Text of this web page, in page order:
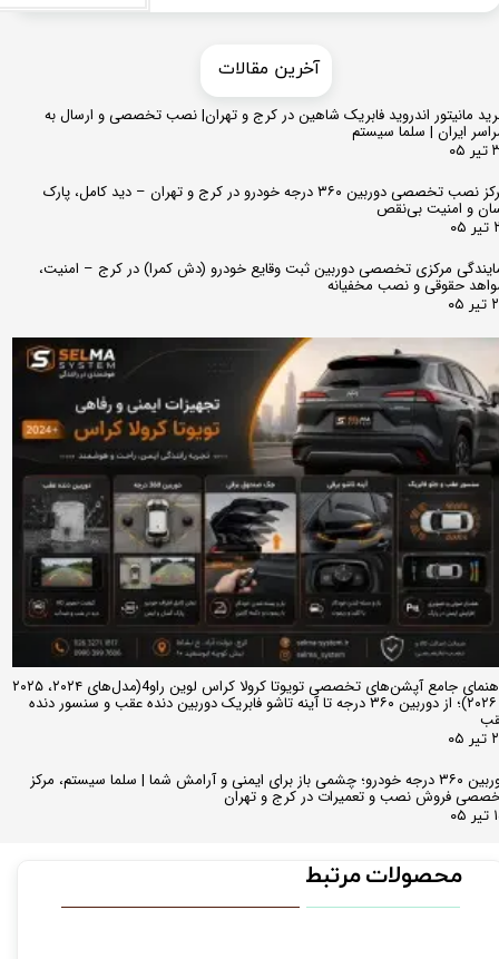
مانیتور اندروید فابریک شاهین در کرج و تهران| نصب تخصصی و ارسال به
ایران | سلما سیستم
مرکز نصب تخصصی دوربین ۳۶۰ درجه خودرو در کرج و تهران – دید کامل، پارک
و امنیت بی‌نقص
مرکزی تخصصی دوربین ثبت وقایع خودرو (دش کمرا) در کرج – امنیت،
حقوقی و نصب مخفیانه
راهنمای جامع آپشن‌های تخصصی تویوتا کرولا کراس لوین راو4(مدل‌های ۲۰۲۴، ۲۰۲۵
و ۲۰۲۶)؛ از دوربین ۳۶۰ درجه تا آینه تاشو فابریک دوربین دنده عقب و سنسور دنده
دوربین ۳۶۰ درجه خودرو؛ چشمی باز برای ایمنی و آرامش شما | سلما سیستم، مرکز
فروش نصب و تعمیرات در کرج و تهران
​​آخرین مقالات
محصولات مرتبط